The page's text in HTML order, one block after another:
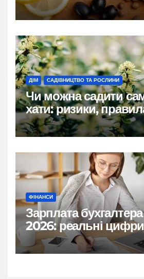
ДІМ САДІВНИЦТВО ТА РОСЛИНИ
Чи можна садити
хати: ризики,
практичні рішення
ФІНАНСИ
Зарплата бухгалтера
2026: реальні
нюанси